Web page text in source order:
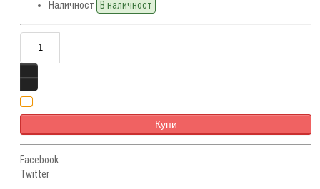
Наличност В наличност
Купи
Facebook
Twitter